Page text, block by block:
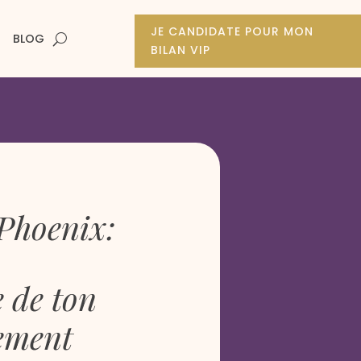
BLOG
JE CANDIDATE POUR MON
BILAN VIP
de ton